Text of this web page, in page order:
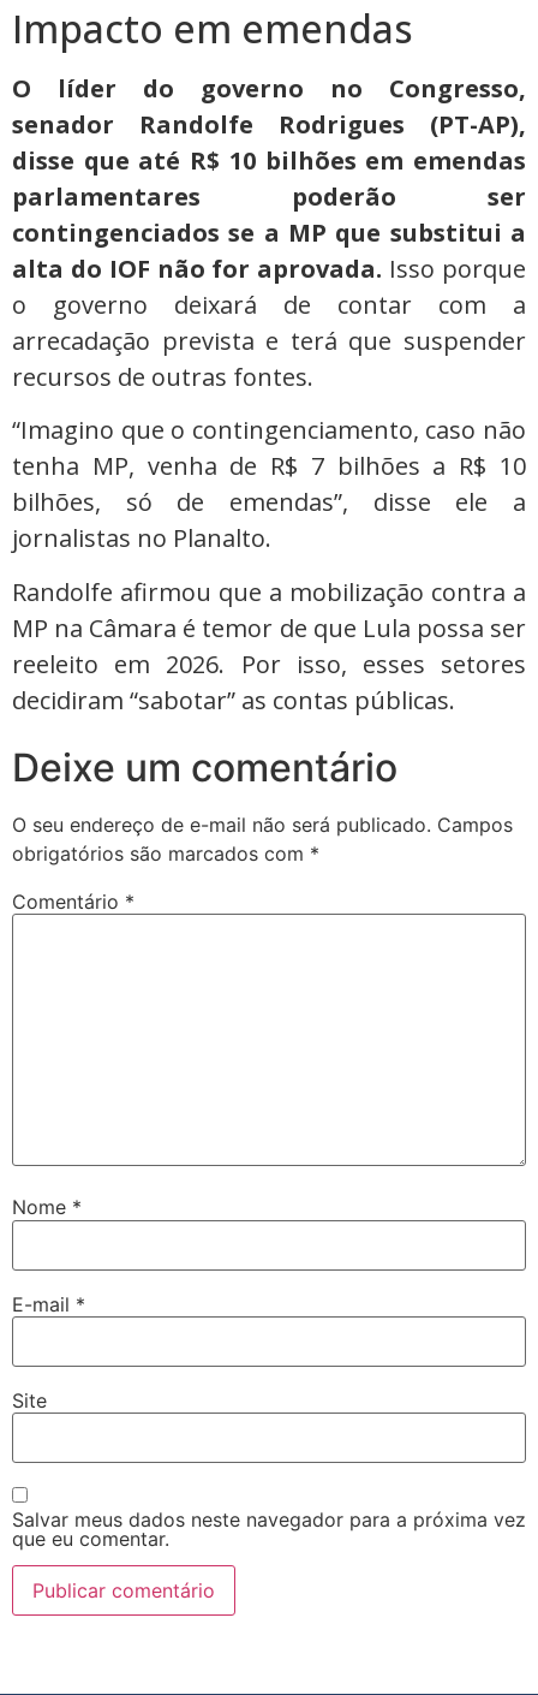
Impacto em emendas
O líder do governo no Congresso,
senador Randolfe Rodrigues (PT-AP),
disse que até R$ 10 bilhões em emendas
parlamentares poderão ser
contingenciados se a MP que substitui a
alta do IOF não for aprovada. Isso porque
o governo deixará de contar com a
arrecadação prevista e terá que suspender
recursos de outras fontes.
“Imagino que o contingenciamento, caso não
tenha MP, venha de R$ 7 bilhões a R$ 10
bilhões, só de emendas”, disse ele a
jornalistas no Planalto.
Randolfe afirmou que a mobilização contra a
MP na Câmara é temor de que Lula possa ser
reeleito em 2026. Por isso, esses setores
decidiram “sabotar” as contas públicas.
Deixe um comentário
O seu endereço de e-mail não será publicado. Campos
obrigatórios são marcados com *
Comentário *
Nome *
E-mail *
Site
Salvar meus dados neste navegador para a próxima vez
que eu comentar.